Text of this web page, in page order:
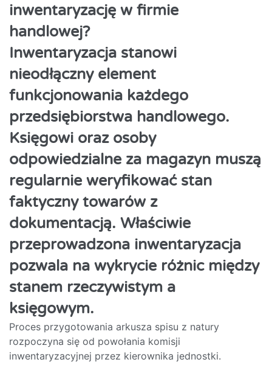
inwentaryzację w firmie
handlowej?
Inwentaryzacja stanowi
nieodłączny element
funkcjonowania każdego
przedsiębiorstwa handlowego.
Księgowi oraz osoby
odpowiedzialne za magazyn muszą
regularnie weryfikować stan
faktyczny towarów z
dokumentacją. Właściwie
przeprowadzona inwentaryzacja
pozwala na wykrycie różnic między
stanem rzeczywistym a
księgowym.
Proces przygotowania arkusza spisu z natury
rozpoczyna się od powołania komisji
inwentaryzacyjnej przez kierownika jednostki.